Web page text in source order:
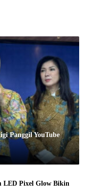
Panggil YouTube
LED Pixel Glow Bikin